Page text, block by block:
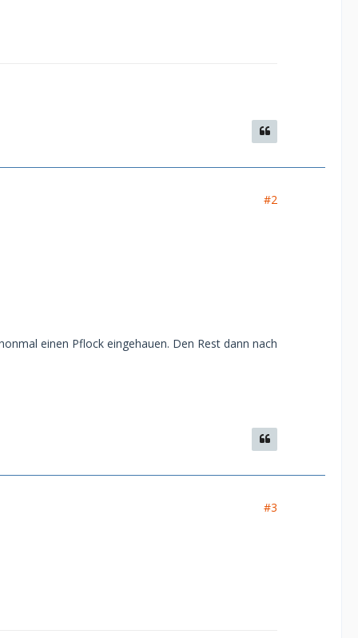
#2
einen Pflock eingehauen. Den Rest dann nach
#3